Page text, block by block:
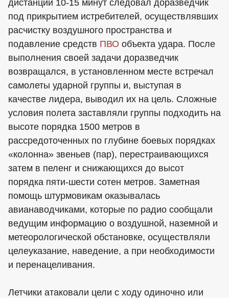
дистанции 10-15 минут следовал доразведчик
под прикрытием истребителей, осуществлявших
расчистку воздушного пространства и
подавление средств ПВО объекта удара. После
выполнения своей задачи доразведчик
возвращался, в установленном месте встречал
самолеты ударной группы и, выступая в
качестве лидера, выводил их на цель. Сложные
условия полета заставляли группы подходить на
высоте порядка 1500 метров в
рассредоточенных по глубине боевых порядках
«колонна» звеньев (пар), перестраивающихся
затем в пеленг и снижающихся до высот
порядка пяти-шести сотен метров. Заметная
помощь штурмовикам оказывалась
авианаводчиками, которые по радио сообщали
ведущим информацию о воздушной, наземной и
метеорологической обстановке, осуществляли
целеуказание, наведение, а при необходимости
и перенацеливания.
Летчики атаковали цели с ходу одиночно или